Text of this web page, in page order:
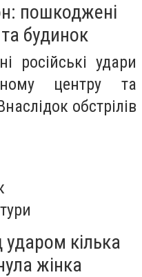
пошкоджені
будинок
російські удари
центру та
обстрілів
кілька
жінка